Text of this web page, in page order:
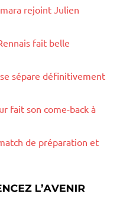
rejoint Julien
fait belle
sépare définitivement
fait son come-back à
de préparation et